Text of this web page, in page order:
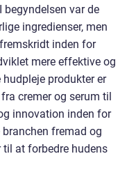
var de
ingredienser, men
inden for
mere effektive og
produkter er
cremer og serum til
innovation inden for
fremad og
til at forbedre hudens